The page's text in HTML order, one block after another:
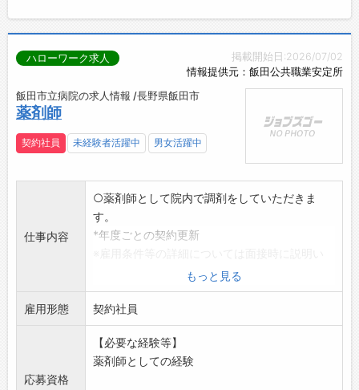
掲載開始日:2026/07/02
情報提供元：飯田公共職業安定所
ハローワーク求人
飯田市立病院の求人情報 /長野県飯田市
薬剤師
契約社員 未経験者活躍中 男女活躍中
仕事内容
○薬剤師として院内で調剤をしていただきま
す。
*年度ごとの契約更新
※業務の変更範囲:変更なし
もっと見る
雇用形態 契約社員
応募資格
【必要な経験等】
薬剤師としての経験